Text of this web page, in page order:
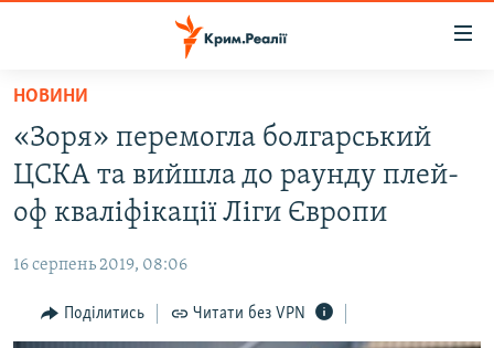
Перейти
основного
матеріалу
Перейти
до
основної
навігації
Перейти
до
ВОДА.КРИМ
ВІДЕО ТА ФОТО
БЛОГИ
ПОГЛЯД
НОВИНИ
«Зоря» перемогла болгарський
ЦСКА та вийшла до раунду плей-
оф кваліфікації Ліги Європи
16 серпень 2019, 08:06
Поділитись Читати без VPN